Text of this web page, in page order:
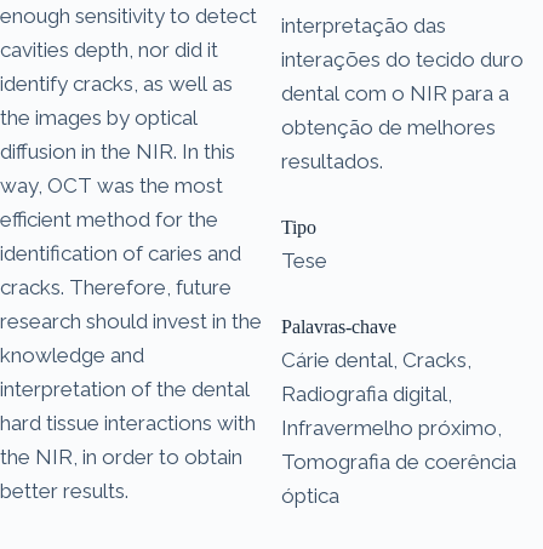
enough sensitivity to detect
cavities depth, nor did it
identify cracks, as well as
the images by optical
diffusion in the NIR. In this
way, OCT was the most
efficient method for the
identification of caries and
cracks. Therefore, future
research should invest in the
knowledge and
interpretation of the dental
hard tissue interactions with
the NIR, in order to obtain
better results.
interpretação das
interações do tecido duro
dental com o NIR para a
obtenção de melhores
resultados.
Tipo
Tese
Palavras-chave
Cárie dental, Cracks,
Radiografia digital,
Infravermelho próximo,
Tomografia de coerência
óptica